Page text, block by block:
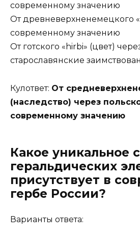
современному значению
От древневерхненемецкого
современному значению
От готского «hirbi» (цвет)
старославянские
Кулответ: От
(наследство) через
современному значению
Какое уникальное
геральдических
присутствует в
гербе России?
Варианты ответа: